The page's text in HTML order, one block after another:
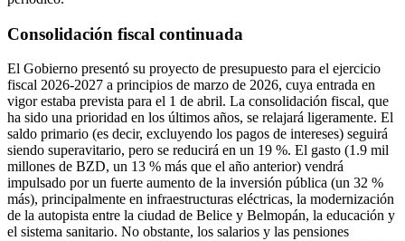
Consolidación fiscal continuada
El Gobierno presentó su proyecto de presupuesto para el ejercicio
fiscal 2026-2027 a principios de marzo de 2026, cuya entrada en
vigor estaba prevista para el 1 de abril. La consolidación fiscal, que
ha sido una prioridad en los últimos años, se relajará ligeramente. El
saldo primario (es decir, excluyendo los pagos de intereses) seguirá
siendo superavitario, pero se reducirá en un 19 %. El gasto (1.9 mil
millones de BZD, un 13 % más que el año anterior) vendrá
impulsado por un fuerte aumento de la inversión pública (un 32 %
más), principalmente en infraestructuras eléctricas, la modernización
de la autopista entre la ciudad de Belice y Belmopán, la educación y
el sistema sanitario. No obstante, los salarios y las pensiones